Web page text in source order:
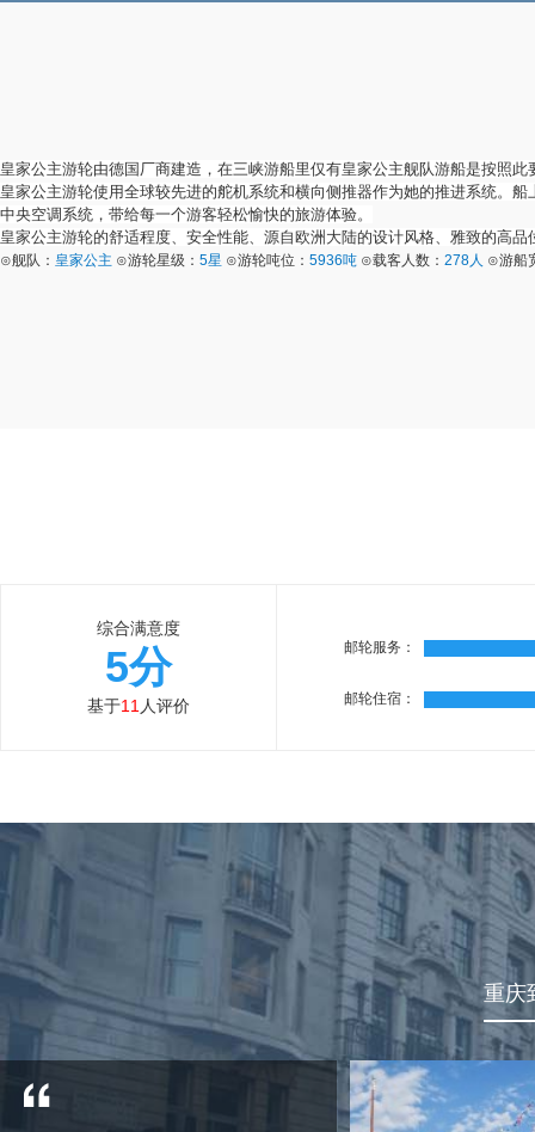
皇家公主游轮由德国厂商建造，在三峡游船里仅有皇家公主舰队游船是按照
皇家公主游轮使用全球较先进的舵机系统和横向侧推器作为她的推进系统。
中央空调系统，带给每一个游客轻松愉快的旅游体验。
皇家公主游轮的舒适程度、安全性能、源自欧洲大陆的设计风格、雅致的高
⊙舰队： 皇家公主 ⊙游轮星级： 5星 ⊙游轮吨位： 5936吨 ⊙载客人数： 278人 ⊙游船
综合满意度
5分
基于11 人评价
邮轮服务：
邮轮住宿：
重庆